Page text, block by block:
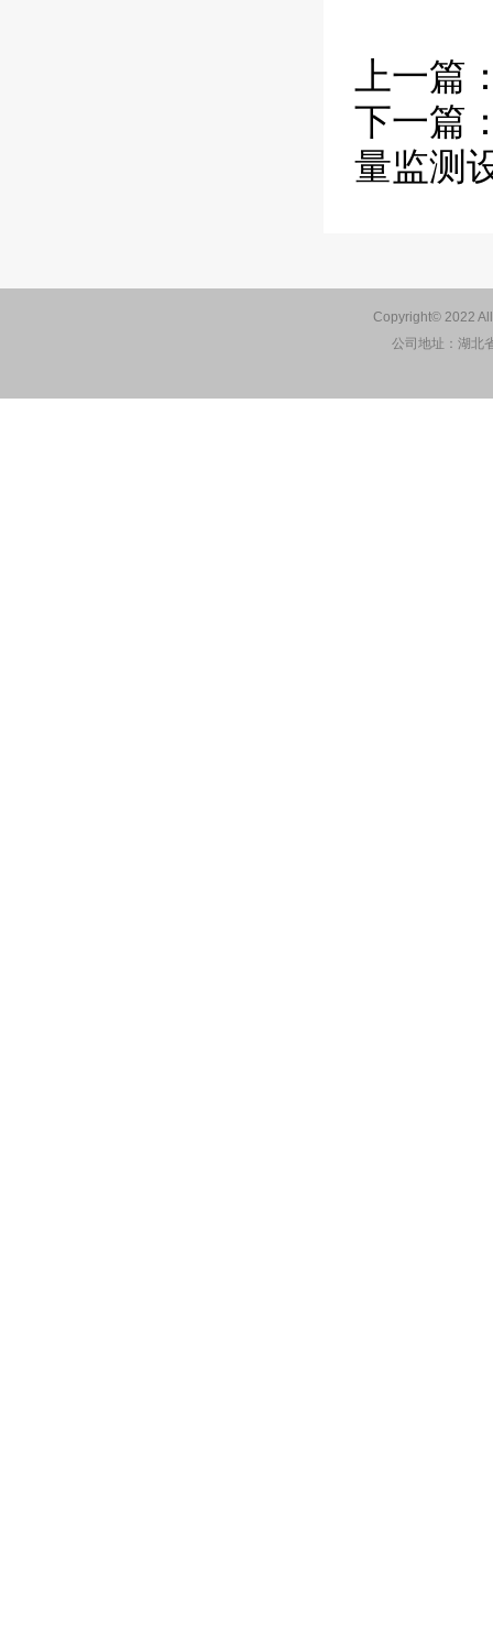
上一篇
下一篇
量监测
Copyright© 2022
公司地址：湖